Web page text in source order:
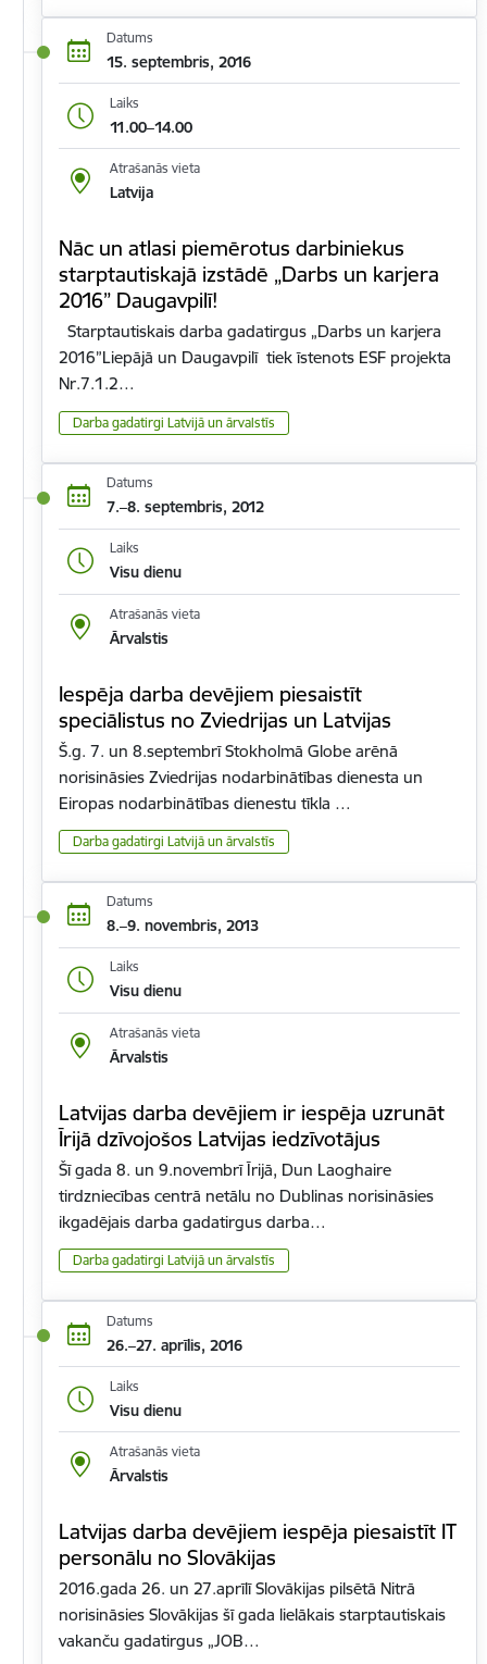
Datums
15. septembris, 2016
Laiks
11.00–14.00
Atrašanās vieta
Latvija
Nāc un atlasi piemērotus darbiniekus
starptautiskajā izstādē „Darbs un karjera
2016” Daugavpilī!
Starptautiskais darba gadatirgus „Darbs un karjera
2016”Liepājā un Daugavpilī tiek īstenots ESF projekta
Nr.7.1.2…
Darba gadatirgi Latvijā un ārvalstīs
Datums
7.–8. septembris, 2012
Laiks
Visu dienu
Atrašanās vieta
Ārvalstis
Iespēja darba devējiem piesaistīt
speciālistus no Zviedrijas un Latvijas
Š.g. 7. un 8.septembrī Stokholmā Globe arēnā
norisināsies Zviedrijas nodarbinātības dienesta un
Eiropas nodarbinātības dienestu tīkla …
Darba gadatirgi Latvijā un ārvalstīs
Datums
8.–9. novembris, 2013
Laiks
Visu dienu
Atrašanās vieta
Ārvalstis
Latvijas darba devējiem ir iespēja uzrunāt
Īrijā dzīvojošos Latvijas iedzīvotājus
Šī gada 8. un 9.novembrī Īrijā, Dun Laoghaire
tirdzniecības centrā netālu no Dublinas norisināsies
ikgadējais darba gadatirgus darba…
Darba gadatirgi Latvijā un ārvalstīs
Datums
26.–27. aprīlis, 2016
Laiks
Visu dienu
Atrašanās vieta
Ārvalstis
Latvijas darba devējiem iespēja piesaistīt IT
personālu no Slovākijas
2016.gada 26. un 27.aprīlī Slovākijas pilsētā Nitrā
norisināsies Slovākijas šī gada lielākais starptautiskais
vakanču gadatirgus „JOB…